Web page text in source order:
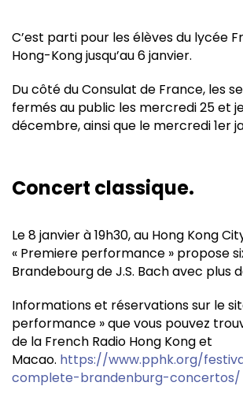
C’est parti pour les élèves du lycée
Hong-Kong jusqu’au 6 janvier.
Du côté du Consulat de France, les
fermés au public les mercredi 25 et
décembre, ainsi que le mercredi 1er
Concert classique.
Le 8 janvier à 19h30, au Hong Kong
« Premiere performance » propose
Brandebourg de J.S. Bach avec plus
Informations et réservations sur le
performance » que vous pouvez
de la French Radio Hong Kong et
Macao. https://www.pphk.org/
complete-brandenburg-concertos/